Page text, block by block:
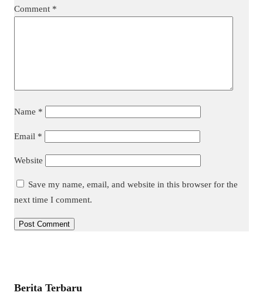
Comment *
Name *
Email *
Website
Save my name, email, and website in this browser for the
next time I comment.
Berita Terbaru